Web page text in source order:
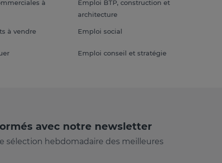
à
à vendre
Emploi BTP, construction et
architecture
Emploi social
Emploi conseil et stratégie
avec notre newsletter
sélection hebdomadaire des meilleures